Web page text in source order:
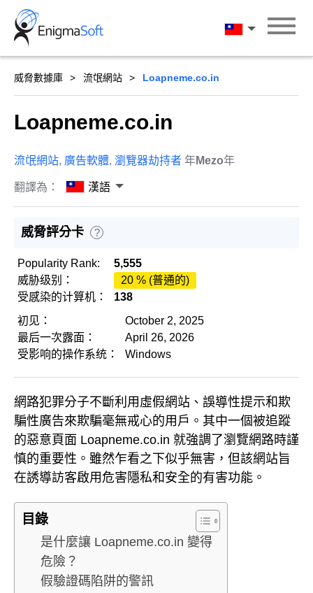
Skip
content
漢語
威脅數據庫 流氓網站 Loapneme.co.in
Loapneme.co.in
流氓網站, 廣告軟體, 瀏覽器劫持者 年Mezo年
翻譯為： 漢語
威脅評分卡 ?
Popularity Rank:
5,555
威胁级别：
20 % (普通的)
受感染的计算机：
138
初见：
October 2, 2025
最后一次露面：
April 26, 2026
受影响的操作系统：
Windows
網路犯罪分子不斷利用虛假網站、誤導性提示和欺
騙性廣告來欺騙毫無戒心的用戶。其中一個被追蹤
的惡意頁面 Loapneme.co.in 就強調了瀏覽網路時謹
慎的重要性。雖然乍看之下似乎無害，但該網站旨
在誘導訪客啟用危害隱私和安全的有害功能。
目錄
是什麼讓 Loapneme.co.in 變得
危險？
假驗證碼陷阱的警訊